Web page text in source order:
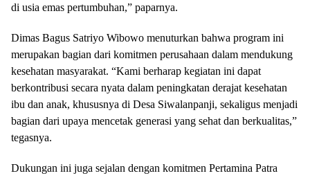
di usia emas pertumbuhan,” paparnya.
Dimas Bagus Satriyo Wibowo menuturkan bahwa program ini
merupakan bagian dari komitmen perusahaan dalam mendukung
kesehatan masyarakat. “Kami berharap kegiatan ini dapat
berkontribusi secara nyata dalam peningkatan derajat kesehatan
ibu dan anak, khususnya di Desa Siwalanpanji, sekaligus menjadi
bagian dari upaya mencetak generasi yang sehat dan berkualitas,”
tegasnya.
Dukungan ini juga sejalan dengan komitmen Pertamina Patra